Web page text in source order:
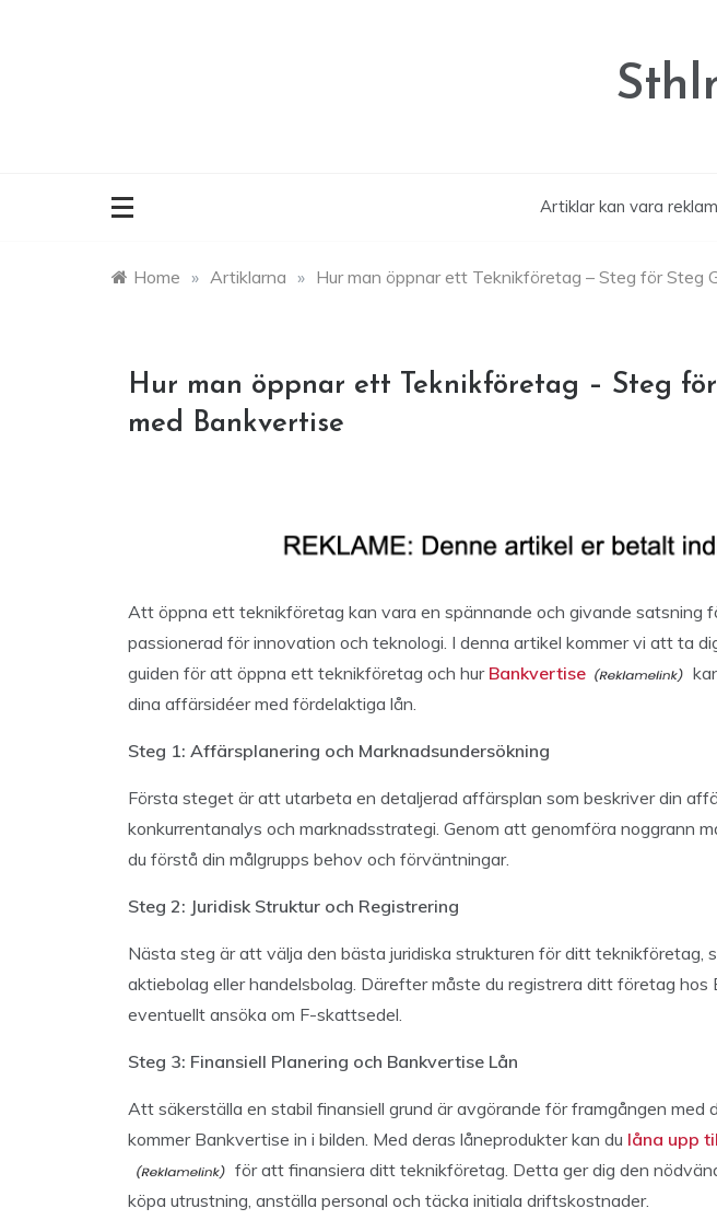
Artiklar kan vara reklam
Home » Artiklarna » Hur man öppnar ett Teknikföretag – Steg för Steg
Hur man öppnar ett Teknikföretag – Steg
med Bankvertise
Att öppna ett teknikföretag kan vara en spännande och givande satsning
passionerad för innovation och teknologi. I denna artikel kommer vi att ta
guiden för att öppna ett teknikföretag och hur Bankvertise
dina affärsidéer med fördelaktiga lån.
Steg 1: Affärsplanering och Marknadsundersökning
Första steget är att utarbeta en detaljerad affärsplan som beskriver din
konkurrentanalys och marknadsstrategi. Genom att genomföra noggrann
du förstå din målgrupps behov och förväntningar.
Steg 2: Juridisk Struktur och Registrering
Nästa steg är att välja den bästa juridiska strukturen för ditt teknikföretag,
aktiebolag eller handelsbolag. Därefter måste du registrera ditt företag hos
eventuellt ansöka om F-skattsedel.
Steg 3: Finansiell Planering och Bankvertise Lån
Att säkerställa en stabil finansiell grund är avgörande för framgången med
kommer Bankvertise in i bilden. Med deras låneprodukter kan du låna upp
för att finansiera ditt teknikföretag. Detta ger dig den
köpa utrustning, anställa personal och täcka initiala driftskostnader.